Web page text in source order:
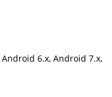
6.x, Android 7.x,